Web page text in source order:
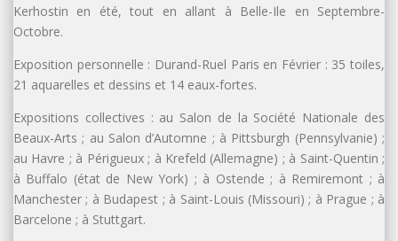
Kerhostin en été, tout en allant à Belle-Ile en Septembre-
Octobre.
Exposition personnelle : Durand-Ruel Paris en Février : 35 toiles,
21 aquarelles et dessins et 14 eaux-fortes.
Expositions collectives : au Salon de la Société Nationale des
Beaux-Arts ; au Salon d’Automne ; à Pittsburgh (Pennsylvanie) ;
au Havre ; à Périgueux ; à Krefeld (Allemagne) ; à Saint-Quentin ;
à Buffalo (état de New York) ; à Ostende ; à Remiremont ; à
Manchester ; à Budapest ; à Saint-Louis (Missouri) ; à Prague ; à
Barcelone ; à Stuttgart.